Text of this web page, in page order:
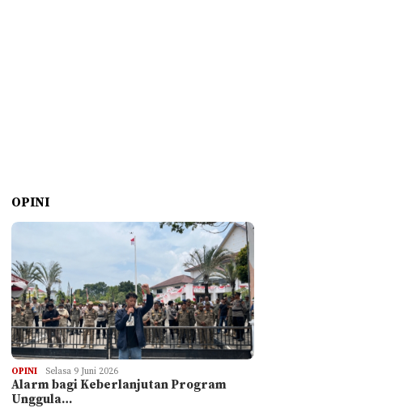
OPINI
OPINI Selasa 9 Juni 2026
Alarm bagi Keberlanjutan Program
Unggula…